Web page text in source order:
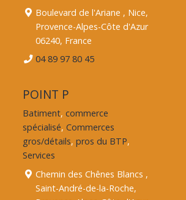
Boulevard de l'Ariane , Nice,
Provence-Alpes-Côte d'Azur
06240, France
04 89 97 80 45
POINT P
Batiment, commerce
spécialisé, Commerces
gros/détails, pros du BTP,
Services
Chemin des Chênes Blancs ,
Saint-André-de-la-Roche,